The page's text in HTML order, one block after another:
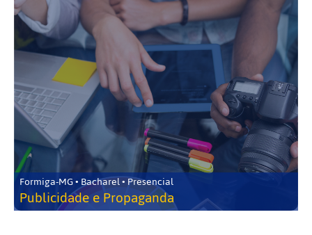
Formiga-MG • Bacharel • Presencial
Publicidade e Propaganda